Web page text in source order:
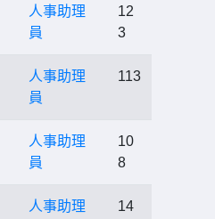
人事助理
員
12
3
人事助理
員
113
人事助理
員
10
8
人事助理
14